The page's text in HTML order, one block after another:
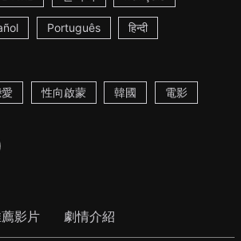
Português हिन्दी
性向啟蒙 韓國 電影
影片 劇情介紹